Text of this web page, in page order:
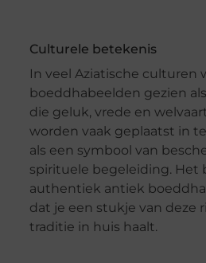
Culturele betekenis
In veel Aziatische culturen
boeddhabeelden gezien
die geluk, vrede en
worden vaak geplaatst in
als een symbool van
spirituele begeleiding. Het
authentiek antiek
dat je een stukje van deze
traditie in huis haalt.